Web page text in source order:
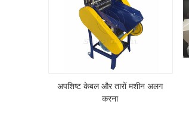
अपशिष्ट केबल और तारों मशीन अलग
करना